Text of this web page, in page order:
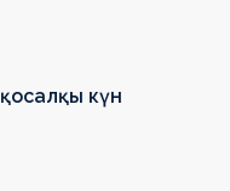
қосалқы күн